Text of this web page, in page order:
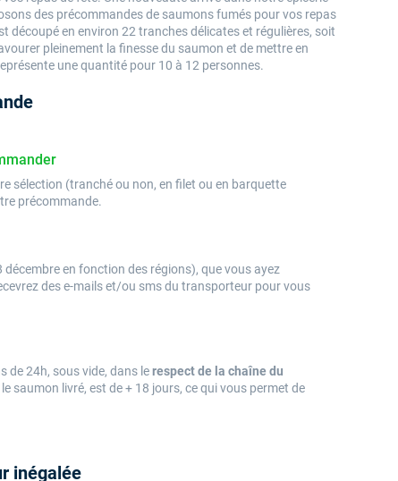
des précommandes de saumons fumés pour vos repas
découpé en environ 22 tranches délicates et régulières, soit
pleinement la finesse du saumon et de mettre en
une quantité pour 10 à 12 personnes.
sélection (tranché ou non, en filet ou en barquette
précommande.
en fonction des régions), que vous ayez
des e-mails et/ou sms du transporteur pour vous
de 24h, sous vide, dans lerespect de la chaîne du
saumon livré, est de + 18 jours, ce qui vous permet de
inégalée